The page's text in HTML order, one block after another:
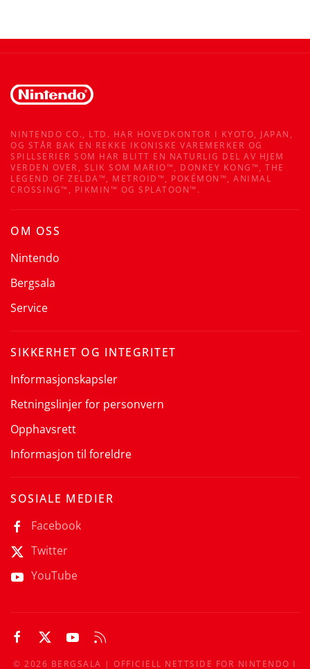
NINTENDO CO., LTD. HAR HOVEDKONTOR I KYOTO, JAPAN,
OG STÅR BAK EN REKKE IKONISKE VAREMERKER OG
SPILLSERIER SOM HAR BLITT EN NATURLIG DEL AV HJEM
VERDEN OVER, SLIK SOM MARIO™, DONKEY KONG™, THE
LEGEND OF ZELDA™, METROID™, POKÉMON™, ANIMAL
CROSSING™, PIKMIN™ OG SPLATOON™.
OM OSS
Nintendo
Bergsala
Service
SIKKERHET OG INTEGRITET
Informasjonskapsler
Retningslinjer for personvern
Opphavsrett
Informasjon til foreldre
SOSIALE MEDIER
Facebook
Twitter
YouTube
©2026 BERGSALA | OFFICIELL NETTSIDE FOR NINTENDO I